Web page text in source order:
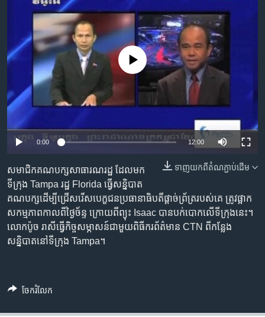
សម្ព័ន្ធ​
រំលង​
ចូល​
ទៅ​
កាន់​
ស្វែង​
រក
វិទ្យុ / ផតខាសថ៍
កម្មវិធីទាំងអស់
Khmer English
បណ្តាញ​សង្គម
ភាសា
No media source currently available
0:00 12:00
ទាញ​យក​ពី​តំណភ្ជាប់​ដើម
សមាជិក​គណបក្ស​សាធារណរដ្ឋ ​ដែល​មក​
ទីក្រុង​ Tampa ​រដ្ឋ​ Florida ធ្វើ​សន្និបាត​
គណបក្ស​ដើម្បី​ជ្រើសរើស​បេក្ខជន​ប្រធានាធិបតី​ផ្តាច់ព្រ័ត្រ​របស់​គេ​ ត្រូវ​ផ្អាក​
សកម្មភាព​កាលពី​ថ្ងៃច័ន្ទ ​ក្រោយ​ពីព្យុះ​ Isaac ​បាន​បក់បោក​លើ​ទីក្រុង​នេះ។ ​
លោកប៉ូច រាសី​ធ្វើកិច្ច​សម្ភាសន៍​ជាមួយ​ពិធីករ​ព័ត៌មាន ​CTN ​ពី​កន្លែង​
សន្និបាត​នៅ​ទីក្រុង​ Tampa។
ចែករំលែក